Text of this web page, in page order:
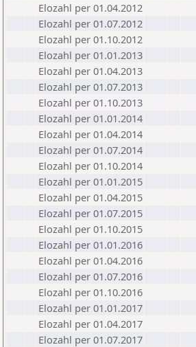
Elozahl per 01.04.2012
Elozahl per 01.07.2012
Elozahl per 01.10.2012
Elozahl per 01.01.2013
Elozahl per 01.04.2013
Elozahl per 01.07.2013
Elozahl per 01.10.2013
Elozahl per 01.01.2014
Elozahl per 01.04.2014
Elozahl per 01.07.2014
Elozahl per 01.10.2014
Elozahl per 01.01.2015
Elozahl per 01.04.2015
Elozahl per 01.07.2015
Elozahl per 01.10.2015
Elozahl per 01.01.2016
Elozahl per 01.04.2016
Elozahl per 01.07.2016
Elozahl per 01.10.2016
Elozahl per 01.01.2017
Elozahl per 01.04.2017
Elozahl per 01.07.2017